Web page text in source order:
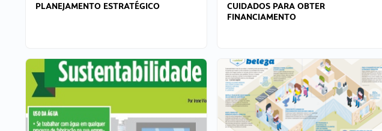
PLANEJAMENTO ESTRATÉGICO
CUIDADOS PARA OBTER
FINANCIAMENTO